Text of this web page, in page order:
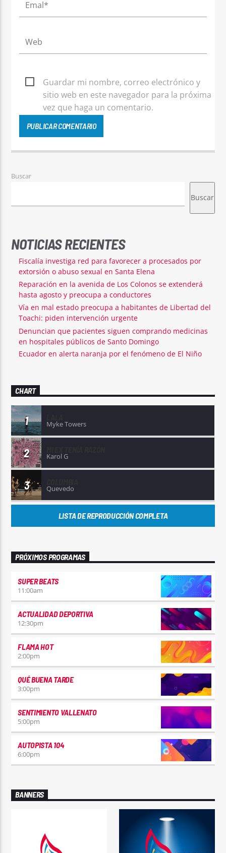
Guardar mi nombre, correo electrónico y
sitio web en este navegador para la próxima
vez que haga un comentario.
Buscar
Buscar
NOTICIAS RECIENTES
Fiscalía investiga red para favorecer a procesados por
extorsión o abuso sexual en Santa Elena
Reparación en la avenida de Los Colonos se extenderá
hasta agosto y preocupa a conductores
Vía en mal estado preocupa a habitantes de Libertad del
Toachi: piden intervención urgente
Denuncian que pacientes siguen comprando medicinas
en hospitales públicos de Santo Domingo
Ecuador en alerta naranja por el fenómeno de El Niño
CHART
1 Myke Towers
2 Karol G
3 Quevedo
LISTA DE REPRODUCCIÓN COMPLETA
PRÓXIMOS PROGRAMAS
SUPER BEATS
11:00am
ACTUALIDAD DEPORTIVA
12:30pm
FLAMA HOT
2:00pm
QUÉ BUENA TARDE
3:00pm
SENTIMIENTO VALLENATO
5:00pm
AUTOPISTA 104
6:00pm
BANNERS